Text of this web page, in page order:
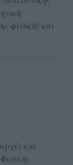
φυσικής και
και